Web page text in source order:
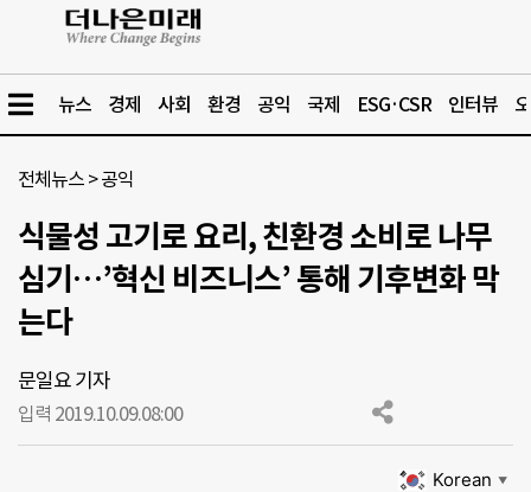
뉴스 경제 사회 환경 공익 국제 ESG·CSR 인터뷰
전체뉴스 >공익
식물성 고기로 요리, 친환경 소비로 나무
심기…’혁신 비즈니스’ 통해 기후변화 막
는다
문일요 기자
입력 2019.10.09.08:00
Korean ▼